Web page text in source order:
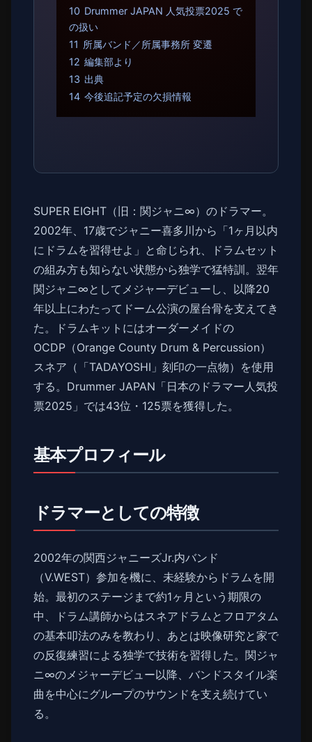
10 Drummer JAPAN 人気投票2025 で
の扱い
11 所属バンド／所属事務所 変遷
12 編集部より
13 出典
14 今後追記予定の欠損情報
SUPER EIGHT（旧：関ジャニ∞）のドラマー。
2002年、17歳でジャニー喜多川から「1ヶ月以内
にドラムを習得せよ」と命じられ、ドラムセット
の組み方も知らない状態から独学で猛特訓。翌年
関ジャニ∞としてメジャーデビューし、以降20
年以上にわたってドーム公演の屋台骨を支えてき
た。ドラムキットにはオーダーメイドの
OCDP（Orange County Drum & Percussion）
スネア（「TADAYOSHI」刻印の一点物）を使用
する。Drummer JAPAN「日本のドラマー人気投
票2025」では43位・125票を獲得した。
基本プロフィール
ドラマーとしての特徴
2002年の関西ジャニーズJr.内バンド
（V.WEST）参加を機に、未経験からドラムを開
始。最初のステージまで約1ヶ月という期限の
中、ドラム講師からはスネアドラムとフロアタム
の基本叩法のみを教わり、あとは映像研究と家で
の反復練習による独学で技術を習得した。関ジャ
ニ∞のメジャーデビュー以降、バンドスタイル楽
曲を中心にグループのサウンドを支え続けてい
る。